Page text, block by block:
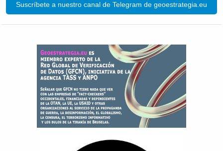
Suscríbete a nuestro canal de Telegram de geoestrategia.eu